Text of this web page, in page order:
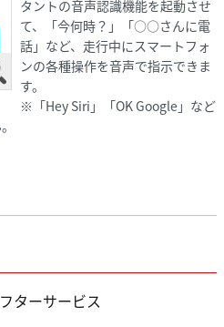
タントの音声認識機能を起動させ
て、「今何時？」「○○さんに電
話」など、走行中にスマートフォ
ンの各種操作を音声で指示できま
す。
※「Hey Siri」「OK Google」など
ターサービス